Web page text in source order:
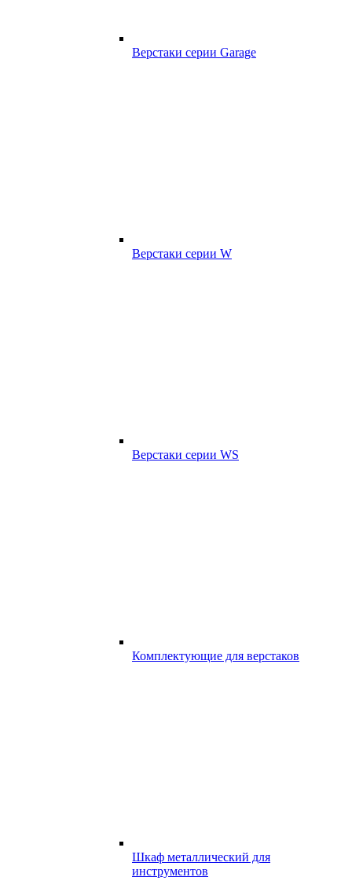
Верстаки серии Garage
Верстаки серии W
Верстаки серии WS
Комплектующие для верстаков
Шкаф металлический для
инструментов